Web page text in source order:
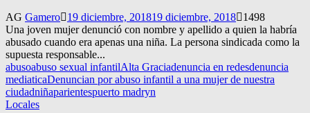
AG Gamero 19 diciembre, 201819 diciembre, 2018
1498
Una joven mujer denunció con nombre y apellido a quien la habría
abusado cuando era apenas una niña. La persona sindicada como la
supuesta responsable...
abusoabuso sexual infantilAlta Graciadenuncia en redesdenuncia
mediaticaDenuncian por abuso infantil a una mujer de nuestra
ciudadniñaparientespuerto madryn
Locales